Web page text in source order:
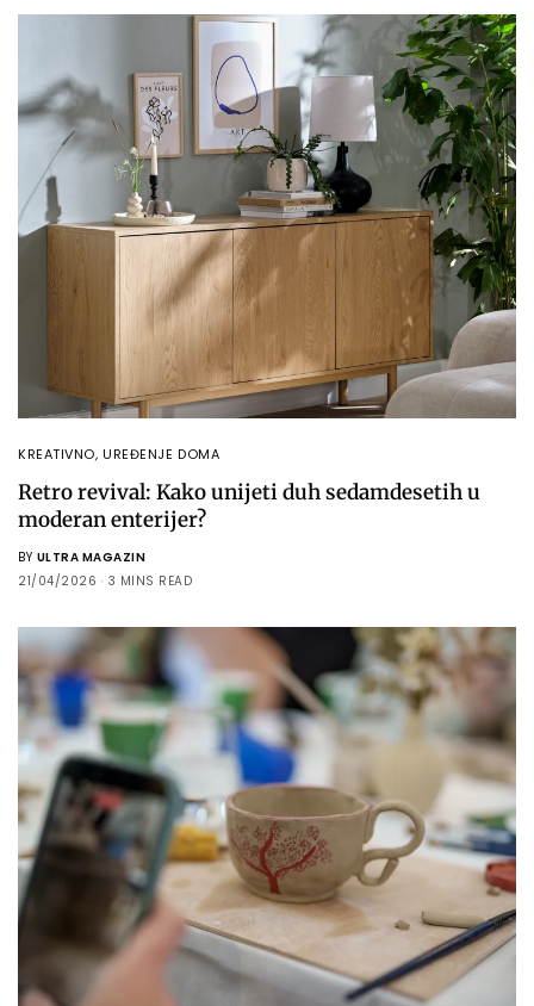
KREATIVNO,UREĐENJE DOMA
Retro revival: Kako unijeti duh sedamdesetih u
moderan enterijer?
BY ULTRA MAGAZIN
21/04/2026
3 MINS READ